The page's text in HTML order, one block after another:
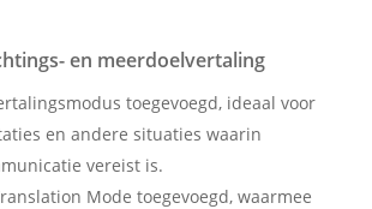
en meerdoelvertaling
toegevoegd, ideaal voor
en andere situaties waarin
vereist is.
Mode toegevoegd, waarmee